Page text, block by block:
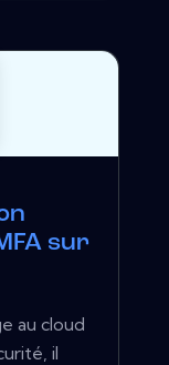
sur
au cloud
il